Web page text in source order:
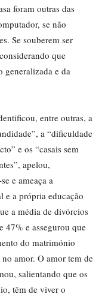
foram outras das
se não
Se souberem ser
que
generalizada e da
entre outras, a
a “dificuldade
e os “casais sem
apelou,
e ameaça a
e a própria educação
a média de divórcios
47% e assegurou que
do matrimónio
amor. O amor tem de
salientando que os
têm de viver o